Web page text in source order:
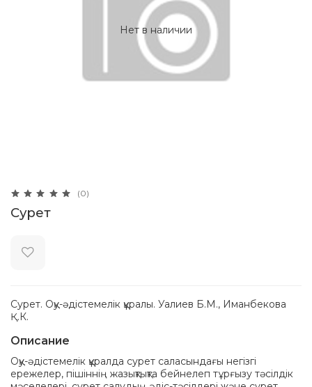
Нет в наличии
(0)
Сурет
Сурет. Оқу-әдістемелік құралы. Уалиев Б.М., Иманбекова
Қ.К.
Описание
Оқу-әдістемелік құралда сурет саласындағы негізгі
ережелер, пішіннің жазықтықта бейнелеп тұрғызу тәсілдік